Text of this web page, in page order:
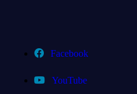
Facebook
YouTube